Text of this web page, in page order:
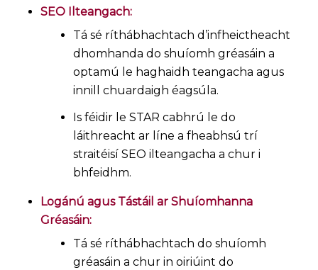
SEO Ilteangach:
Tá sé ríthábhachtach d’infheictheacht
dhomhanda do shuíomh gréasáin a
optamú le haghaidh teangacha agus
innill chuardaigh éagsúla.
Is féidir le STAR cabhrú le do
láithreacht ar líne a fheabhsú trí
straitéisí SEO ilteangacha a chur i
bhfeidhm.
Logánú agus Tástáil ar Shuíomhanna
Gréasáin:
Tá sé ríthábhachtach do shuíomh
gréasáin a chur in oiriúint do